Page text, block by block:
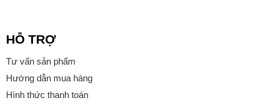
HỖ TRỢ
Tư vấn sản phẩm
Hướng dẫn mua hàng
Hình thức thanh toán